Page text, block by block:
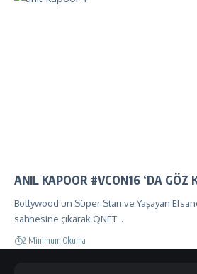
ANIL KAPOOR #VCON16 ‘DA GÖZ
Bollywood’un Süper Starı ve Yaşayan
sahnesine çıkarak QNET…
2 Minimum Okuma